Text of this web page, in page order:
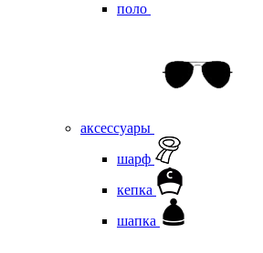
поло
аксессуары
шарф
кепка
шапка